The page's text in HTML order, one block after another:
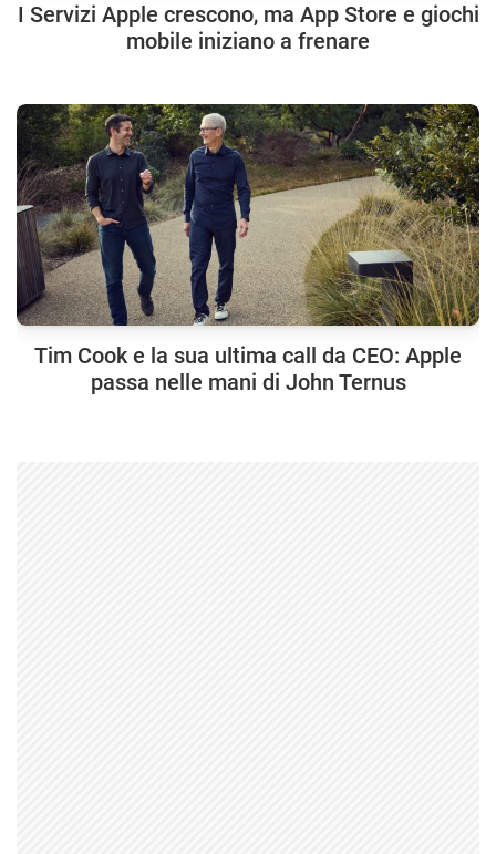
I Servizi Apple crescono, ma App Store e giochi
mobile iniziano a frenare
Tim Cook e la sua ultima call da CEO: Apple
passa nelle mani di John Ternus